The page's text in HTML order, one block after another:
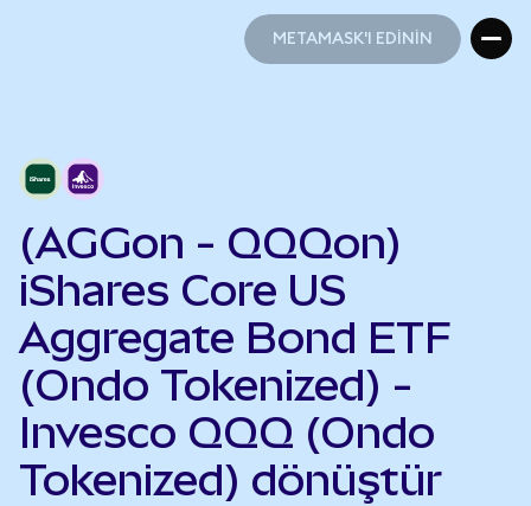
METAMASK'I EDİNİN
(AGGon - QQQon)
iShares Core US
Aggregate Bond ETF
(Ondo Tokenized) -
Invesco QQQ (Ondo
Tokenized) dönüştür